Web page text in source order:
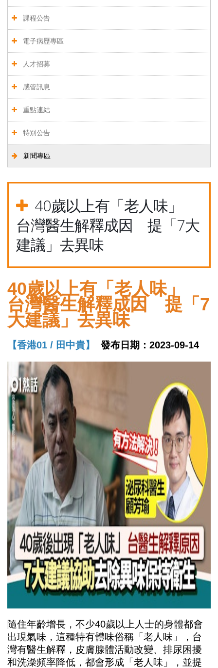
課程公告
電子病歷專區
人才招募
感管訊息
重點連結
特別公告
新聞專區
40歲以上有「老人味」
台灣醫生解釋成因 提「7大
建議」去異味
40歲以上有「老人味」
台灣醫生解釋成因 提「7
大建議」去異味
【香港01 / 田中貴】 發布日期：2023-09-14
隨住年齡增長，不少40歲以上人士的身體都會
出現氣味，這種特有體味俗稱「老人味」，台
灣有醫生解釋，皮膚腺體活動改變、排尿困擾
和洗澡頻率降低，都會形成「老人味」，並提